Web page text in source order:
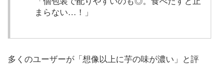
まらない…！」
多くのユーザーが「想像以上に芋の味が濃い」と評